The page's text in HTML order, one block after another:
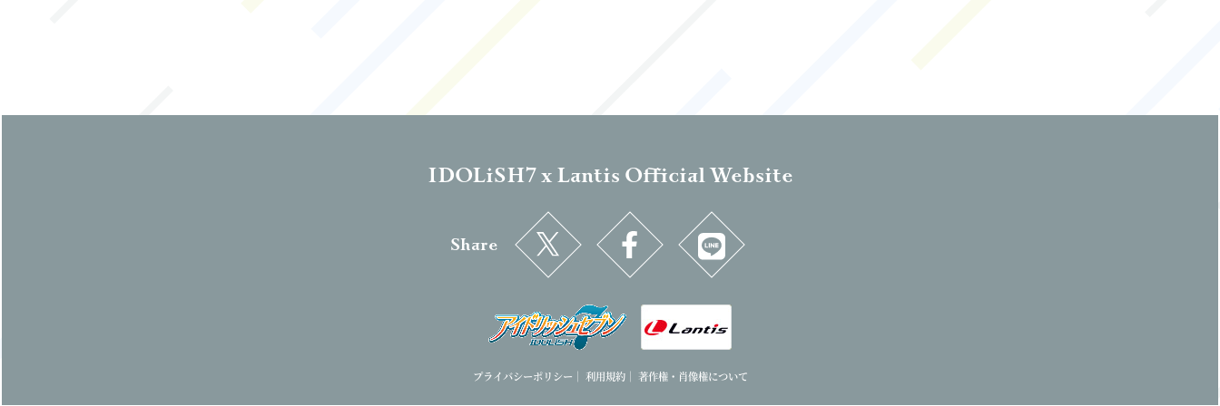
IDOLiSH7 x Lantis Official Website
Share
プライバシーポリシー ｜ 利用規約｜ 著作権・肖像権について